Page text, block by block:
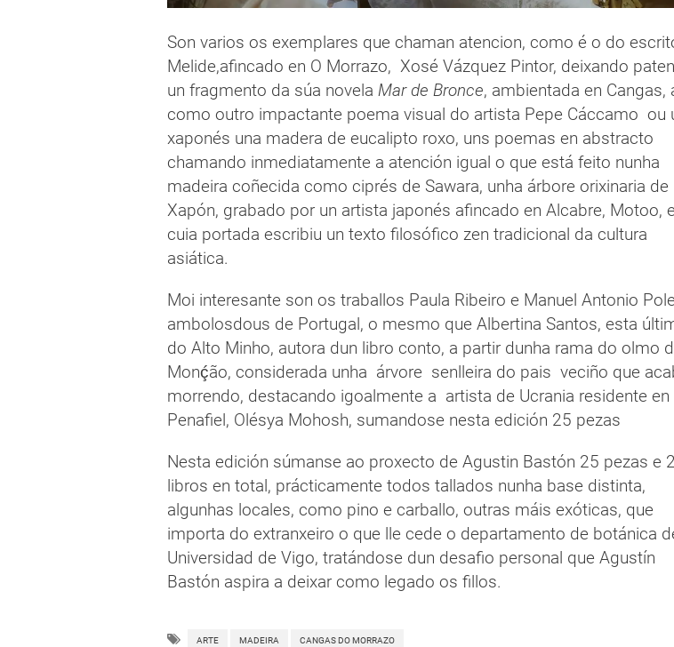
Son varios os exemplares que chaman atencion, como é o do
Melide,afincado en O Morrazo, Xosé Vázquez Pintor, deixando
un fragmento da súa novela Mar de Bronce, ambientada en Cangas,
como outro impactante poema visual do artista Pepe Cáccamo ou
xaponés una madera de eucalipto roxo, uns poemas en abstracto
chamando inmediatamente a atención igual o que está feito nunha
madeira coñecida como ciprés de Sawara, unha árbore orixinaria de
Xapón, grabado por un artista japonés afincado en Alcabre, Motoo,
cuia portada escribiu un texto filosófico zen tradicional da cultura
asiática.
Moi interesante son os traballos Paula Ribeiro e Manuel Antonio
ambolosdous de Portugal, o mesmo que Albertina Santos, esta
do Alto Minho, autora dun libro conto, a partir dunha rama do olmo
Monḉão, considerada unha árvore senlleira do pais veciño que
morrendo, destacando igoalmente a artista de Ucrania residente en
Penafiel, Olésya Mohosh, sumandose nesta edición 25 pezas
Nesta edición súmanse ao proxecto de Agustin Bastón 25 pezas e
libros en total, prácticamente todos tallados nunha base distinta,
algunhas locales, como pino e carballo, outras máis exóticas, que
importa do extranxeiro o que lle cede o departamento de botánica
Universidad de Vigo, tratándose dun desafio personal que Agustín
Bastón aspira a deixar como legado os fillos.
ARTE MADEIRA CANGAS DO MORRAZO